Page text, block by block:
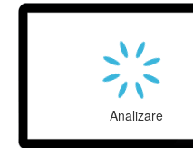
Analizare